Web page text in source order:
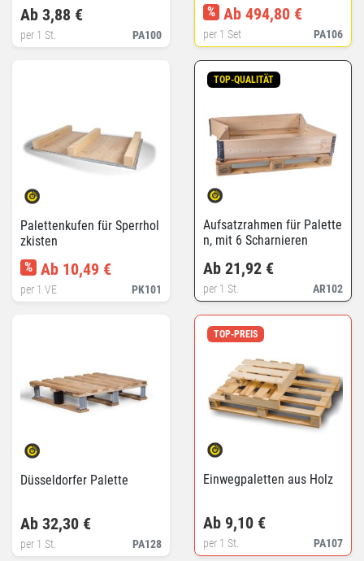
PA100
Ab 3,88 €
per 1 St. PA106
% Ab 494,80 €
per 1 Set
Palettenkufen für Sperrhol
zkisten
PK101
% Ab 10,49 €
per 1 VE
TOP-QUALITÄT
Aufsatzrahmen für Palette
n, mit 6 Scharnieren
AR102
Ab 21,92 €
per 1 St.
Düsseldorfer Palette
PA128
Ab 32,30 €
per 1 St.
TOP-PREIS
Einwegpaletten aus Holz
PA107
Ab 9,10 €
per 1 St.